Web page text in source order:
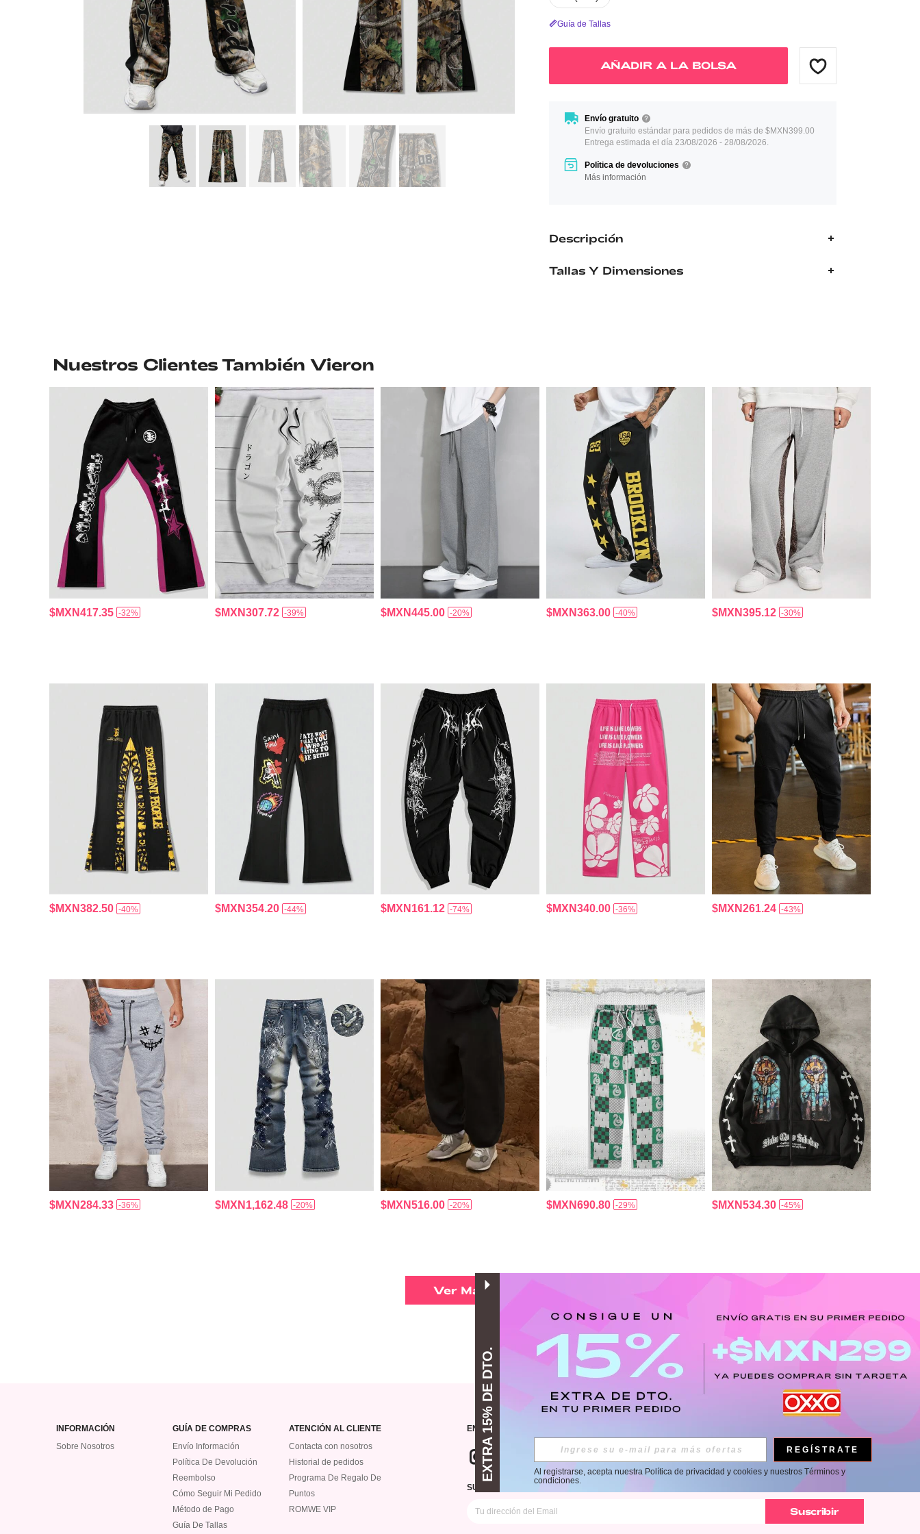
Guía de Tallas
AÑADIR A LA BOLSA
Envío gratuito
Envío gratuito estándar para pedidos de más de $MXN399.00
Entrega estimada el día 23/08/2026 - 28/08/2026.
Política de devoluciones
Más información
Descripción
Tallas Y Dimensiones
Nuestros Clientes También Vieron
$MXN417.35 -32% $MXN307.72 -39% $MXN445.00 -20% $MXN363.00 -40% $MXN395.12 -30%
$MXN382.50 -40% $MXN354.20 -44% $MXN161.12 -74% $MXN340.00 -36% $MXN261.24 -43%
$MXN284.33 -36% $MXN1,162.48 -20% $MXN516.00 -20% $MXN690.80 -29% $MXN534.30 -45%
Ver Más
INFORMACIÓN
Sobre Nosotros
GUÍA DE COMPRAS
Envío Información
Política De Devolución
Reembolso
Cómo Seguir Mi Pedido
Método de Pago
Guía De Tallas
ATENCIÓN AL CLIENTE
Contacta con nosotros
Historial de pedidos
Programa De Regalo De
Puntos
ROMWE VIP
ENCUÉNTRANOS EN
SUSCRÍBETE PARA RECIBIR OFERTAS EXCLUSIVAS, PROMOCIONES Y NOTICIAS DE ROMWE
Suscribir
EXTRA 15% DE DTO. REGÍSTRATE
Al registrarse, acepta nuestra Política de privacidad y cookies y nuestros Términos y
condiciones.